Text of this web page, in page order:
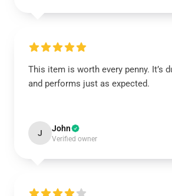
This item is worth every penny. It’s
and performs just as expected.
J John
Verified owner